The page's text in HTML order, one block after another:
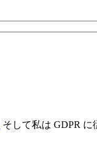
そして私は GDPR